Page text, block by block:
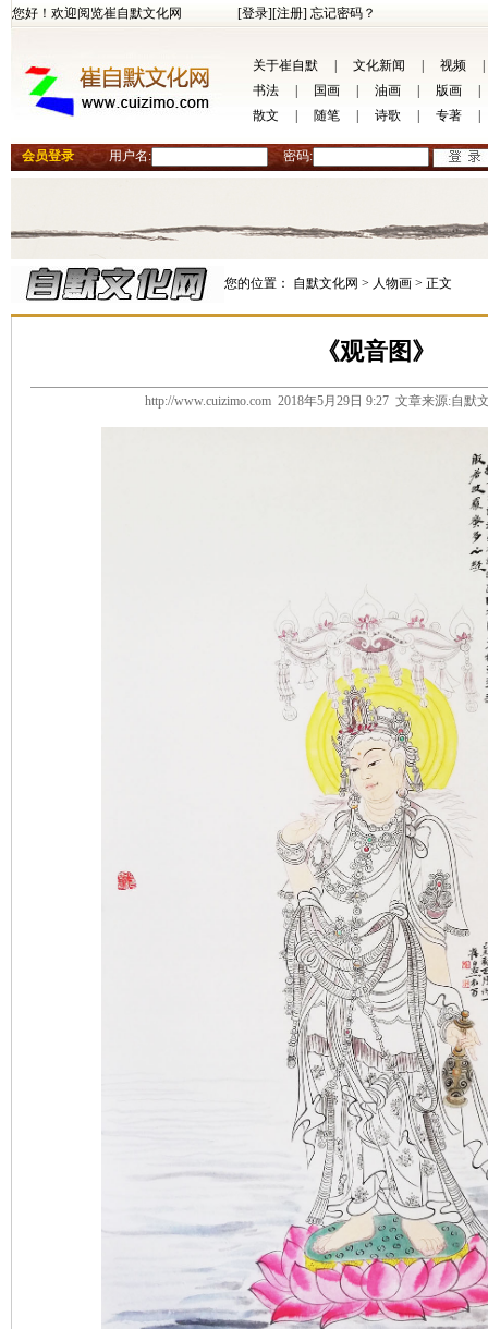
您好！欢迎阅览崔自默文化网 [登录][注册] 忘记密码？
关于崔自默 文化新闻 视频
书法
国画 油画 版画
散文
随笔 诗歌 专著
会员登录 用户名: 密码:
您的位置： 自默文化网 > 人物画 > 正文
《观音图》
http://www.cuizimo.com 2018年5月29日 9:27 文章来源:自默